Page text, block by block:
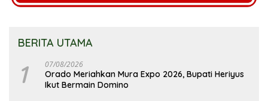
BERITA UTAMA
1 07/08/2026
Orado Meriahkan Mura Expo 2026, Bupati Heriyus
Ikut Bermain Domino